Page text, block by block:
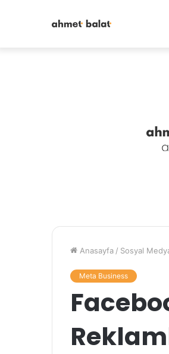
Anasayfa / Sosyal
Meta Business